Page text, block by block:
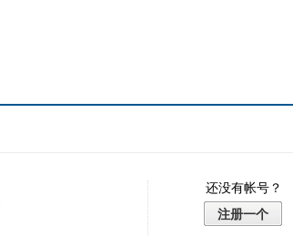
还没有帐号？
注册一个